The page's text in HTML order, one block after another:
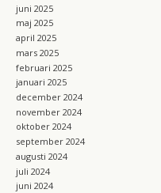
juni 2025
maj 2025
april 2025
mars 2025
februari 2025
januari 2025
december 2024
november 2024
oktober 2024
september 2024
augusti 2024
juli 2024
juni 2024